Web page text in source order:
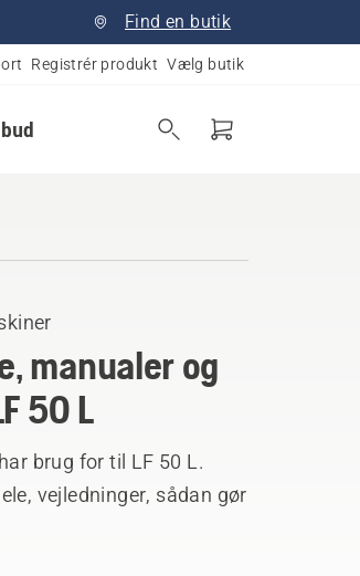
Find en butik
Registrér produkt Vælg butik
manualer og
50 L
brug for til LF 50 L.
vejledninger, sådan gør